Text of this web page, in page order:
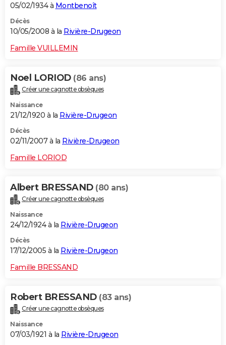
05/02/1934 à Montbenoît
Décès
10/05/2008 à la Rivière-Drugeon
Famille VUILLEMIN
Noel LORIOD (86 ans)
Créer une cagnotte obsèques
Naissance
21/12/1920 à la Rivière-Drugeon
Décès
02/11/2007 à la Rivière-Drugeon
Famille LORIOD
Albert BRESSAND (80 ans)
Créer une cagnotte obsèques
Naissance
24/12/1924 à la Rivière-Drugeon
Décès
17/12/2005 à la Rivière-Drugeon
Famille BRESSAND
Robert BRESSAND (83 ans)
Créer une cagnotte obsèques
Naissance
07/03/1921 à la Rivière-Drugeon